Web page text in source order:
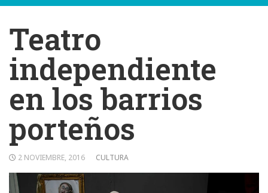
Teatro
independiente
en los barrios
porteños
2 NOVIEMBRE, 2016 CULTURA